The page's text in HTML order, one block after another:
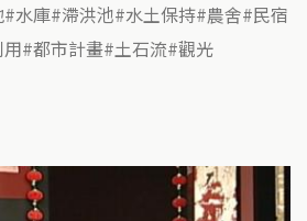
水庫 滯洪池 水土保持 農舍 民宿
都市計畫 土石流 觀光